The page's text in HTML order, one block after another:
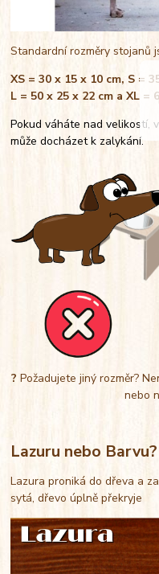
Standardní rozměry stojanů
XS = 30 x 15 x 10 cm, S =
L = 50 x 25 x 22 cm a XL =
Pokud váháte nad velikostí,
může docházet k zalykání.
? Požadujete jiný rozměr?
nebo
Lazuru nebo Barvu?
Lazura proniká do dřeva a
sytá, dřevo úplně překryje